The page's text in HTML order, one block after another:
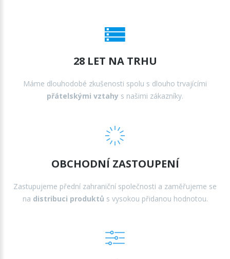
28 LET NA TRHU
Máme dlouhodobé zkušenosti spolu s dlouho trvajícími
přátelskými vztahy s našimi zákazníky.
OBCHODNÍ ZASTOUPENÍ
Zastupujeme přední zahraniční společnosti a zaměřujeme se
na distribuci produktů s vysokou přidanou hodnotou.